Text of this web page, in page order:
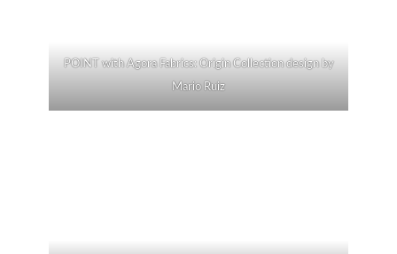
POINT with Agora Fabrics: Origin Collection design by
Mario Ruiz